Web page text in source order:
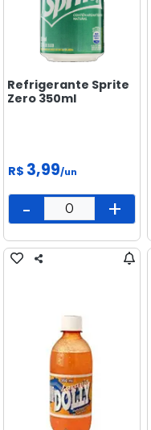
Refrigerante Sprite
Zero 350ml
R$ 3,99/un
- +